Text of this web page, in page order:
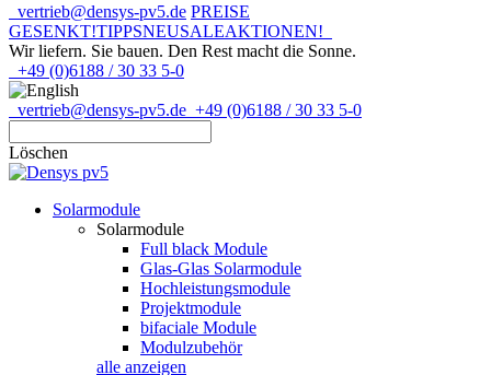
vertrieb@densys-pv5.de PREISE
GESENKT!TIPPSNEUSALEAKTIONEN!
Wir liefern. Sie bauen. Den Rest macht die Sonne.
+49 (0)6188 / 30 33 5-0
vertrieb@densys-pv5.de +49 (0)6188 / 30 33 5-0
Löschen
Solarmodule
Solarmodule
Full black Module
Glas-Glas Solarmodule
Hochleistungsmodule
Projektmodule
bifaciale Module
Modulzubehör
alle anzeigen